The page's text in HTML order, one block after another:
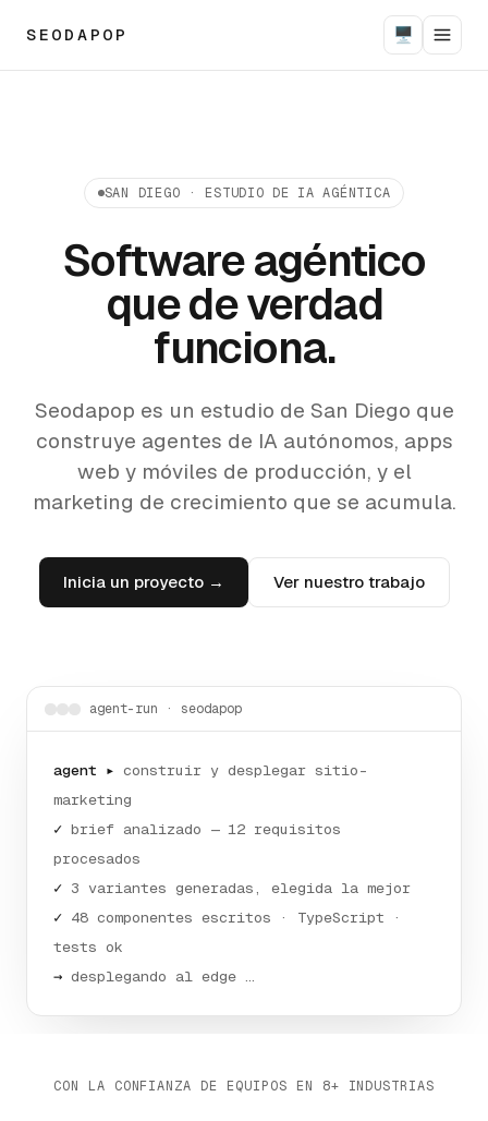
SEODAPOP 🖥
SAN DIEGO · ESTUDIO DE IA AGÉNTICA
Software agéntico
que de verdad
funciona.
Seodapop es un estudio de San Diego que
construye agentes de IA autónomos, apps
web y móviles de producción, y el
marketing de crecimiento que se acumula.
Inicia un proyecto → Ver nuestro trabajo
agent-run · seodapop
agent ▸ construir y desplegar sitio-
marketing
✓ brief analizado — 12 requisitos
procesados
✓ 3 variantes generadas, elegida la mejor
✓ 48 componentes escritos · TypeScript ·
tests ok
→ desplegando al edge …
CON LA CONFIANZA DE EQUIPOS EN 8+ INDUSTRIAS